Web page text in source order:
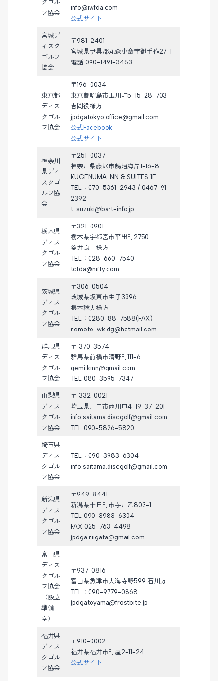
クゴル
フ協会
info@iwfda.com
公式サイト
宮城デ
ィスク
ゴルフ
協会
〒981-2401
宮城県伊具郡丸森小斎字御手作27-1
電話 090-1491-3483
東京都
ディス
クゴル
フ協会
〒196-0034
東京都昭島市玉川町5-15-28-703
吉岡役様方
jpdgatokyo.office@gmail.com
公式Facebook
公式サイト
神奈川
県ディ
スクゴ
ルフ協
会
〒251-0037
神奈川県藤沢市鵠沼海岸1-16-8
KUGENUMA INN & SUITES 1F
TEL：070-5361-2943 / 0467-91-
2392
t_suzuki@bart-info.jp
栃木県
ディス
クゴル
フ協会
〒321-0901
栃木県宇都宮市平出町2750
釜井良二様方
TEL：028-660-7540
tcfda@nifty.com
茨城県
ディス
クゴル
フ協会
〒306-0504
茨城県坂東市生子3396
根本稔人様方
TEL：0280-88-7588(FAX)
nemoto-wk.dg@hotmail.com
群馬県
ディス
クゴル
フ協会
〒 370-3574
群馬県前橋市清野町111-6
gemi.kmn@gmail.com
TEL 080-3595-7347
山梨県
ディス
クゴル
フ協会
〒 332-0021
埼玉県川口市西川口4-19-37-201
info.saitama.discgolf@gmail.com
TEL 090-5826-5820
埼玉県
ディス
クゴル
フ協会
TEL：090-3983-6304
info.saitama.discgolf@gmail.com
新潟県
ディス
クゴル
フ協会
〒949-8441
新潟県十日町市芋川乙803-1
TEL 090-3983-6304
FAX 025-763-4498
jpdga.niigata@gmail.com
富山県
ディス
クゴル
フ協会
（設立
準備
室）
〒937-0816
富山県魚津市大海寺野599 石川方
TEL：090-9779-0868
jpdgatoyama@frostbite.jp
福井県
ディス
クゴル
フ協会
〒910-0002
福井県福井市町屋2-11-24
公式サイト